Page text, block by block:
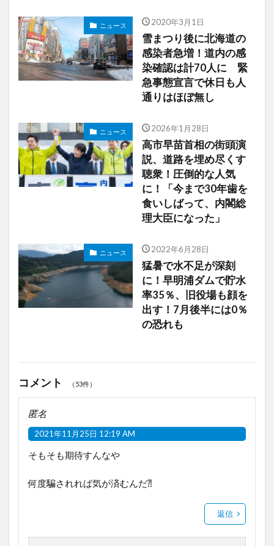
ニュース 2020年3月1日
雪まつり後に北海道の
感染者急増！道内の感
染確認は計70人に 緊
急事態宣言で休日も人
通りはほぼ無し
ニュース 2026年1月28日
高市早苗首相の街頭演
説、道路を埋め尽くす
聴衆！圧倒的な人気
に！「今まで30年歯を
食いしばって、内閣総
理大臣になった」
ニュース 2022年6月28日
猛暑で水不足が深刻
に！早明浦ダムで貯水
率35％、旧役場も顔を
出す！7月後半には0％
の恐れも
コメント （53件）
匿名
2021年11月25日 12:19 AM
そもそも期待すんなや
何度騙されれば気が済むんだ⁈
返信